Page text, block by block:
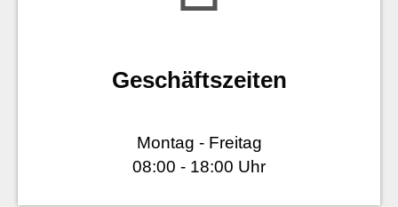
Geschäftszeiten
Montag - Freitag
08:00 - 18:00 Uhr